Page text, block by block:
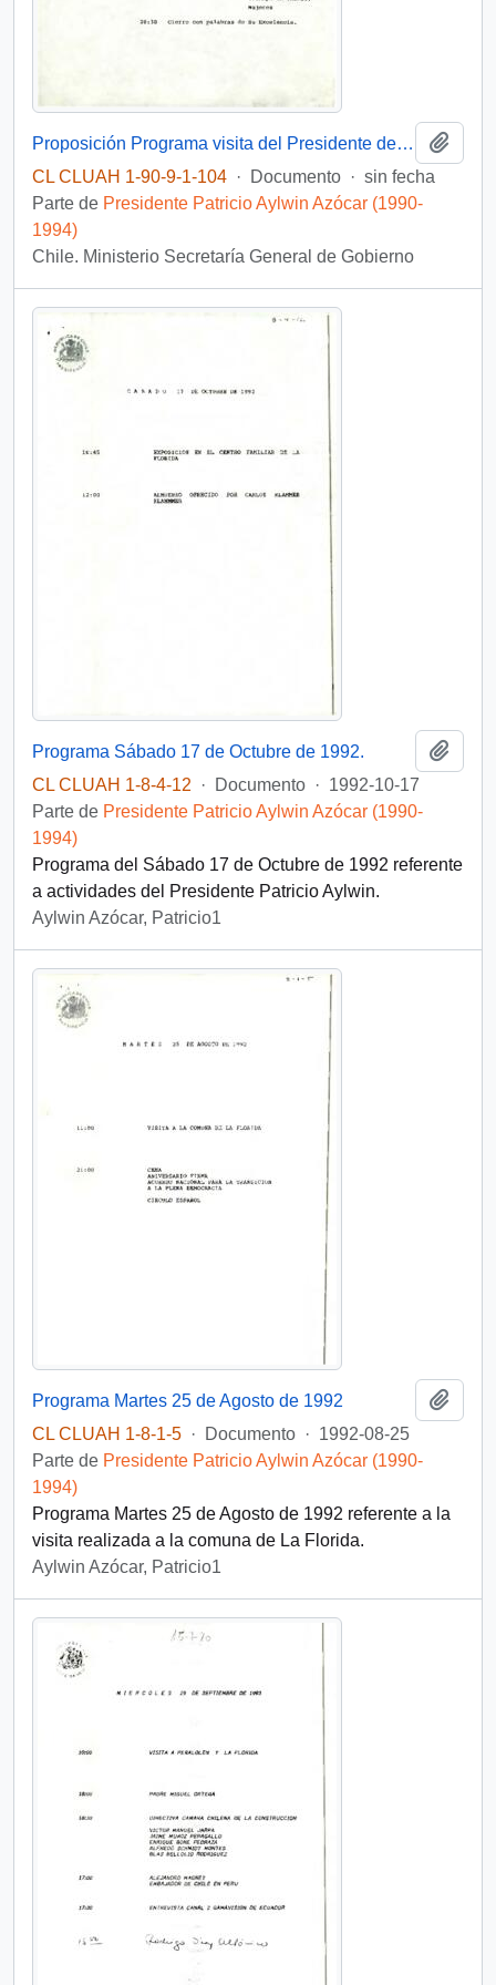
Proposición Programa visita del Presidente de la República a la comuna de La Florida
CL CLUAH 1-90-9-1-104 · Documento · sin fecha
Parte de Presidente Patricio Aylwin Azócar (1990-
1994)
Chile. Ministerio Secretaría General de Gobierno
Programa Sábado 17 de Octubre de 1992.
CL CLUAH 1-8-4-12
· Documento · 1992-10-17
Parte de Presidente Patricio Aylwin Azócar (1990-
1994)
Programa del Sábado 17 de Octubre de 1992 referente
a actividades del Presidente Patricio Aylwin.
Aylwin Azócar, Patricio1
Programa Martes 25 de Agosto de 1992
CL CLUAH 1-8-1-5 · Documento · 1992-08-25
Parte de Presidente Patricio Aylwin Azócar (1990-
1994)
Programa Martes 25 de Agosto de 1992 referente a la
visita realizada a la comuna de La Florida.
Aylwin Azócar, Patricio1